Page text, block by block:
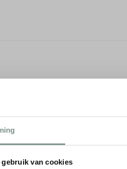
gebruik van cookies
R08 creëren een rustige
Voor wie een groter
uitstekende keuze.
aan je plafond, maar heeft
voor elektrische